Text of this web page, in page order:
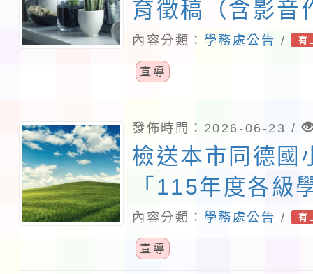
育徵稿（含影音
活動實施計畫」
生踴躍報名參加
內容分類： 學務處公告 / 有
宣導
發佈時間：2026-06-23 /
檢送本市同德國
「115年度各級
工交通服務隊輔
動表，請貴校積
內容分類： 學務處公告 / 有
宣導